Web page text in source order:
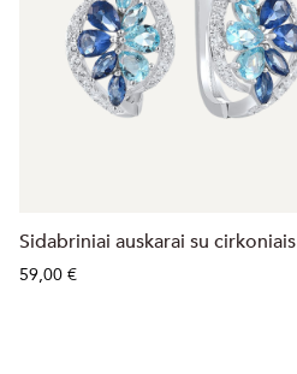
Sidabriniai auskarai su cirkoniais
59,00 €